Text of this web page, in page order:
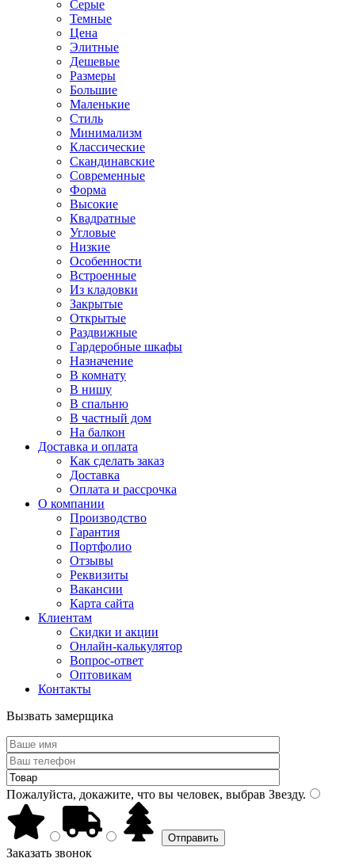
Серые
Темные
Цена
Элитные
Дешевые
Размеры
Большие
Маленькие
Стиль
Минимализм
Классические
Скандинавские
Современные
Форма
Высокие
Квадратные
Угловые
Низкие
Особенности
Встроенные
Из кладовки
Закрытые
Открытые
Раздвижные
Гардеробные шкафы
Назначение
В комнату
В нишу
В спальню
В частный дом
На балкон
Доставка и оплата
Как сделать заказ
Доставка
Оплата и рассрочка
О компании
Производство
Гарантия
Портфолио
Отзывы
Реквизиты
Вакансии
Карта сайта
Клиентам
Скидки и акции
Онлайн-калькулятор
Вопрос-ответ
Оптовикам
Контакты
Вызвать замерщика
Пожалуйста, докажите, что вы человек, выбрав Звезду.
Заказать звонок